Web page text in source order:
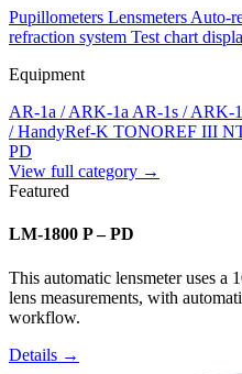
Pupillometers Lensmeters Auto-
refraction system Test chart
Equipment
AR-1a / ARK-1a AR-1s / ARK-
/ HandyRef-K TONOREF III
PD
View full category →
Featured
LM-1800 P – PD
This automatic lensmeter uses a
lens measurements, with
workflow.
Details →